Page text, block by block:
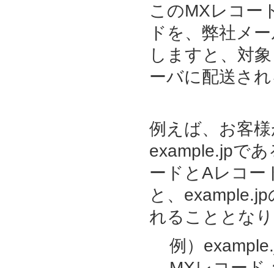
このMXレコー
ドを、弊社メ
しますと、対
ーバに配送さ
例えば、お客
example.jpで
ードとAレコー
と、
れることとな
例）